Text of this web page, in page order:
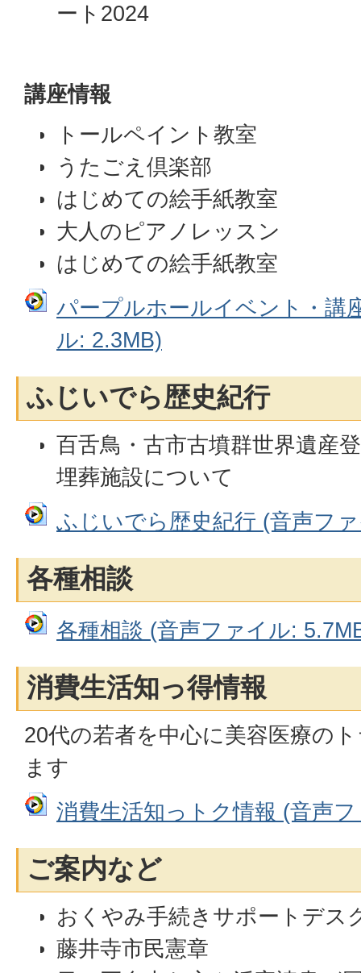
ート2024
講座情報
トールペイント教室
うたごえ倶楽部
はじめての絵手紙教室
大人のピアノレッスン
はじめての絵手紙教室
パープルホールイベント・講
ル: 2.3MB)
ふじいでら歴史紀行
百舌鳥・古市古墳群世界遺産
埋葬施設について
ふじいでら歴史紀行 (音声フ
各種相談
各種相談 (音声ファイル:
消費生活知っ得情報
20代の若者を中心に美容医療の
ます
消費生活知っトク情報 (音声
ご案内など
おくやみ手続きサポートデス
藤井寺市民憲章